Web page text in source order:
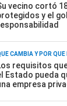
vecino cortó
y el
CAMBIA Y POR QUÉ
requisitos
Estado pueda
empresa